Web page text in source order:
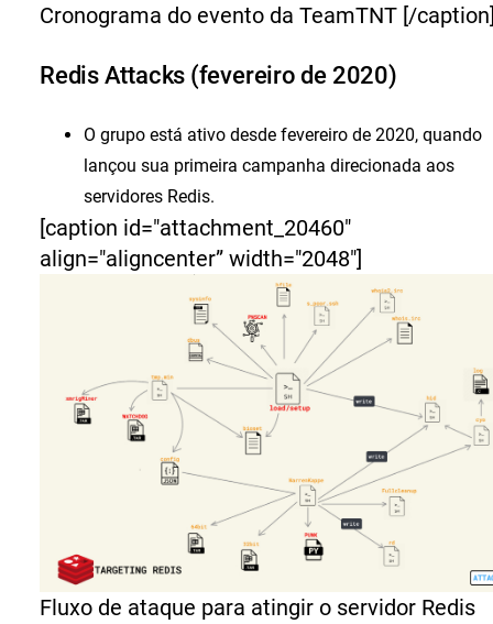
Cronograma do evento da TeamTNT [/
Redis Attacks (fevereiro de 2020)
O grupo está ativo desde fevereiro de 2020, quando
lançou sua primeira campanha direcionada aos
servidores Redis.
[caption id="attachment_20460"
align="aligncenter” width="2048"]
Fluxo de ataque para atingir o servidor Redis